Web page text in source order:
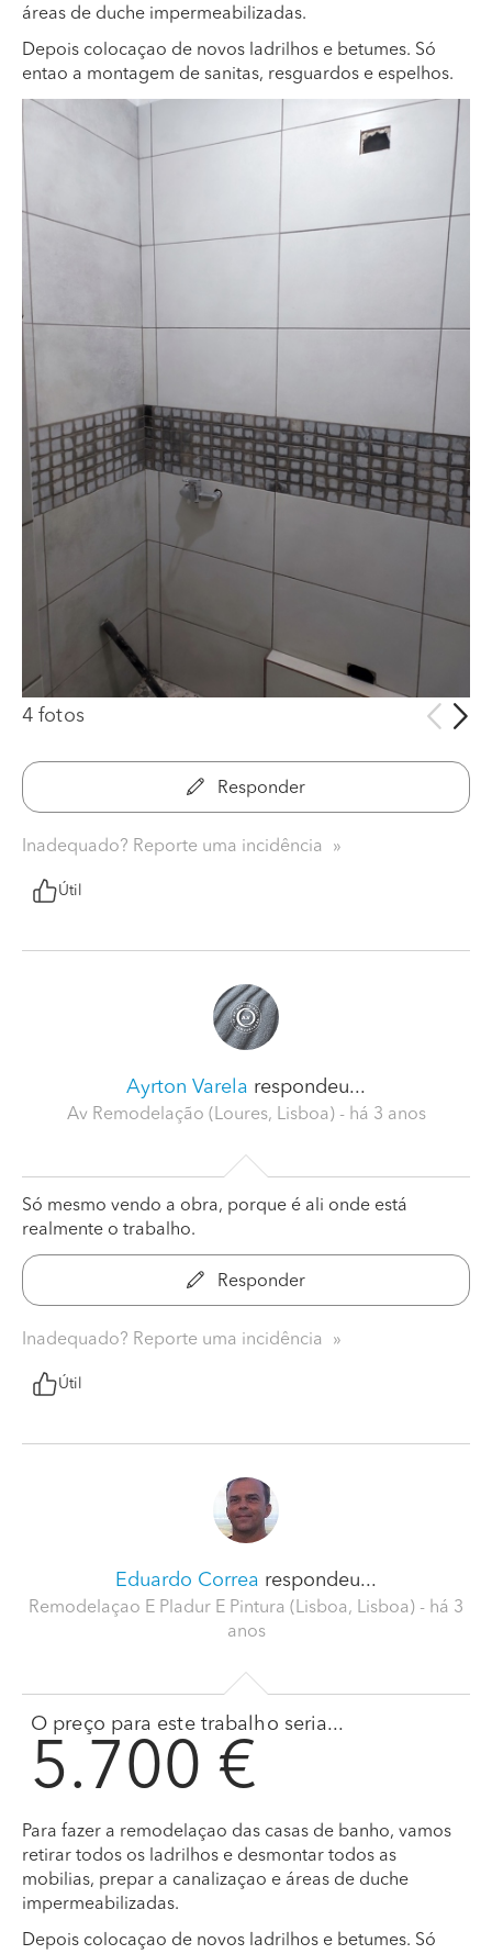
áreas de duche impermeabilizadas.
Depois colocaçao de novos ladrilhos e betumes. Só
entao a montagem de sanitas, resguardos e espelhos.
4 fotos
Responder
Inadequado? Reporte uma incidência
Útil
Ayrton Varela respondeu...
Av Remodelação (Loures, Lisboa) - há 3 anos
Só mesmo vendo a obra, porque é ali onde está
realmente o trabalho.
Responder
Inadequado? Reporte uma incidência
Útil
Eduardo Correa respondeu...
Remodelaçao E Pladur E Pintura (Lisboa, Lisboa) - há 3
anos
O preço para este trabalho seria...
5.700 €
Para fazer a remodelaçao das casas de banho, vamos
retirar todos os ladrilhos e desmontar todos as
mobilias, prepar a canalizaçao e áreas de duche
impermeabilizadas.
Depois colocaçao de novos ladrilhos e betumes. Só